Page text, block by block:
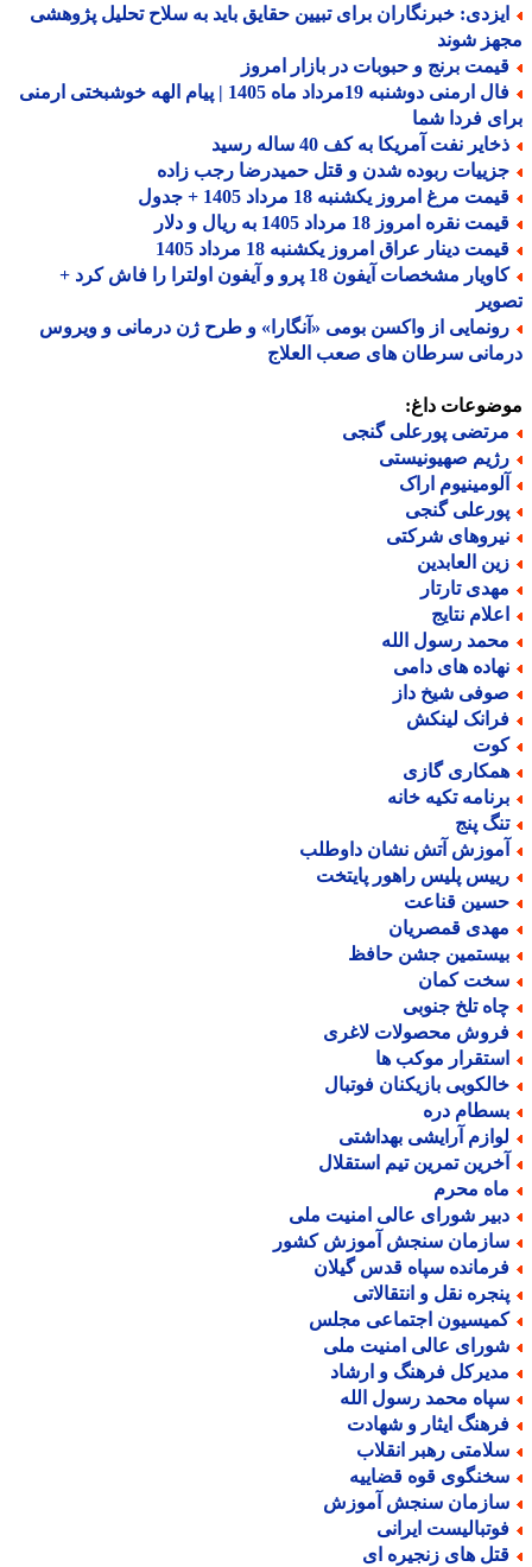
خبرنگاران برای تبیین حقایق باید به سلاح تحلیل پژوهشی
شوند
برنج و حبوبات در بازار امروز
فال ارمنی دوشنبه 19مرداد ماه 1405 | پیام الهه خوشبختی ارمنی
فردا شما
نفت آمریکا به کف 40 ساله رسید
ربوده شدن و قتل حمیدرضا رجب زاده
مرغ امروز یکشنبه 18 مرداد 1405 + جدول
نقره امروز 18 مرداد 1405 به ریال و دلار
دینار عراق امروز یکشنبه 18 مرداد 1405
کاویار مشخصات آیفون 18 پرو و آیفون اولترا را فاش کرد +
از واکسن بومی «آنگارا» و طرح ژن درمانی و ویروس
سرطان های صعب العلاج
داغ:
پورعلی گنجی
صهیونیستی
اراک
گنجی
شرکتی
العابدین
تارتار
نتایج
رسول الله
های دامی
شیخ داز
لینکش
گازی
تکیه خانه
پنج
آتش نشان داوطلب
پلیس راهور پایتخت
قناعت
قمصریان
جشن حافظ
کمان
تلخ جنوبی
محصولات لاغری
موکب ها
بازیکنان فوتبال
دره
آرایشی بهداشتی
تمرین تیم استقلال
محرم
شورای عالی امنیت ملی
سنجش آموزش کشور
سپاه قدس گیلان
نقل و انتقالاتی
اجتماعی مجلس
عالی امنیت ملی
فرهنگ و ارشاد
محمد رسول الله
ایثار و شهادت
رهبر انقلاب
قوه قضاییه
سنجش آموزش
ایرانی
های زنجیره ای